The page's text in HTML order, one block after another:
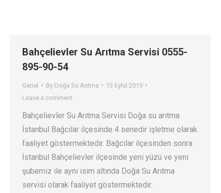
Bahçelievler Su Arıtma Servisi 0555-
895-90-54
Genel By Doğa Su Arıtma
13 Eylül 2019
Leave a comment
Bahçelievler Su Arıtma Servisi Doğa su arıtma
İstanbul Bağcılar ilçesinde 4 senedir işletme olarak
faaliyet göstermektedir. Bağcılar ilçesinden sonra
İstanbul Bahçelievler ilçesinde yeni yüzü ve yeni
şubemiz ile aynı isim altında Doğa Su Arıtma
servisi olarak faaliyet göstermektedir.